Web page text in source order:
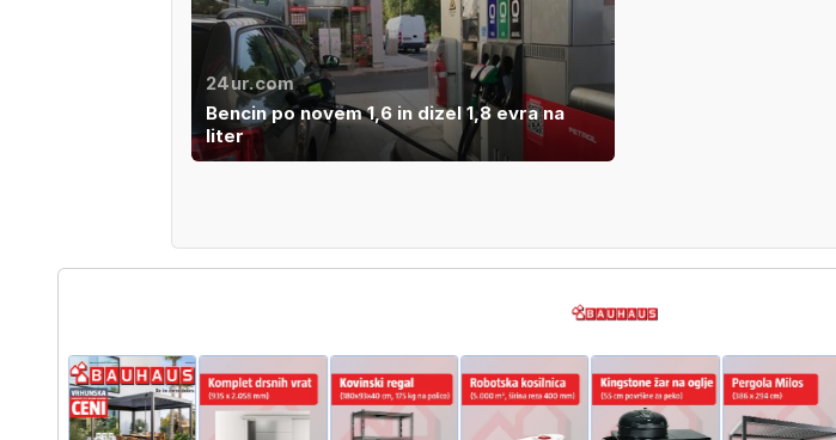
24ur.com
Bencin po novem 1,6 in dizel 1,8 evra na
liter